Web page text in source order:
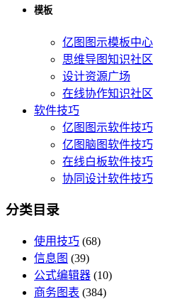
模板
亿图图示模板中心
思维导图知识社区
设计资源广场
在线协作知识社区
软件技巧
亿图图示软件技巧
亿图脑图软件技巧
在线白板软件技巧
协同设计软件技巧
分类目录
使用技巧 (68)
信息图 (39)
公式编辑器 (10)
商务图表 (384)